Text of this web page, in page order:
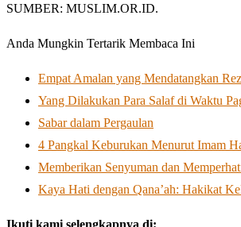
SUMBER: MUSLIM.OR.ID.
Anda Mungkin Tertarik Membaca Ini
Empat Amalan yang Mendatangkan
Yang Dilakukan Para Salaf di Waktu
Sabar dalam Pergaulan
4 Pangkal Keburukan Menurut Imam
Memberikan Senyuman dan
Kaya Hati dengan Qana’ah: Hakikat
Ikuti kami selengkapnya di: